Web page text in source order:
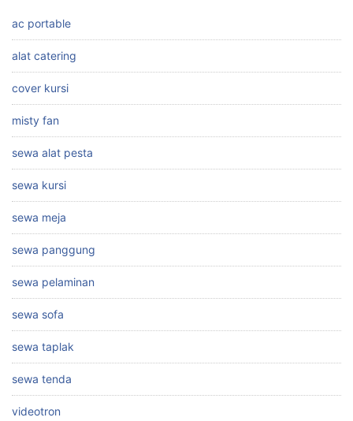
ac portable
alat catering
cover kursi
misty fan
sewa alat pesta
sewa kursi
sewa meja
sewa panggung
sewa pelaminan
sewa sofa
sewa taplak
sewa tenda
videotron